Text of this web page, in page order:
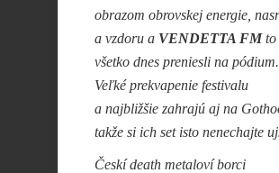
obrazom obrovskej energie,
a vzdoru a VENDETTA FMto
všetko dnes preniesli na pódium.
Veľké prekvapenie festivalu
a najbližšie zahrajú aj na
takže si ich set isto nenechajte
Českí death metaloví borci